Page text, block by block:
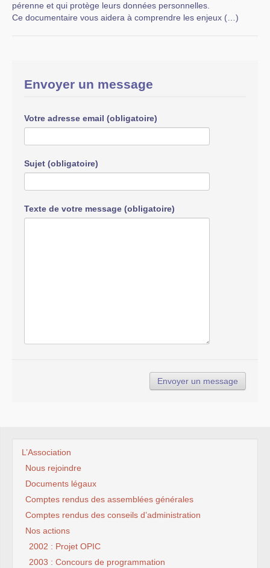
pérenne et qui protège leurs données personnelles.
Ce documentaire vous aidera à comprendre les enjeux (…)
Envoyer un message
Votre adresse email (obligatoire)
Sujet (obligatoire)
Texte de votre message (obligatoire)
L’Association
Nous rejoindre
Documents légaux
Comptes rendus des assemblées générales
Comptes rendus des conseils d’administration
Nos actions
2002 : Projet OPIC
2003 : Concours de programmation